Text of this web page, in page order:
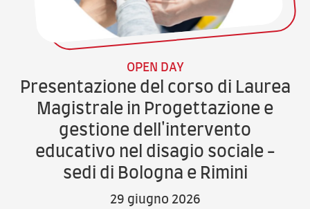
OPEN DAY
Presentazione del corso di Laurea
Magistrale in Progettazione e
gestione dell'intervento
educativo nel disagio sociale -
sedi di Bologna e Rimini
29 giugno 2026